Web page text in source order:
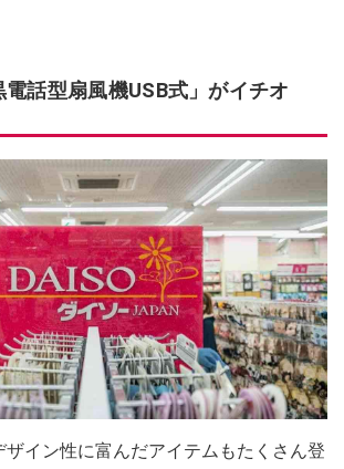
話型扇風機USB式」がイチオ
ザイン性に富んだアイテムもたくさん登